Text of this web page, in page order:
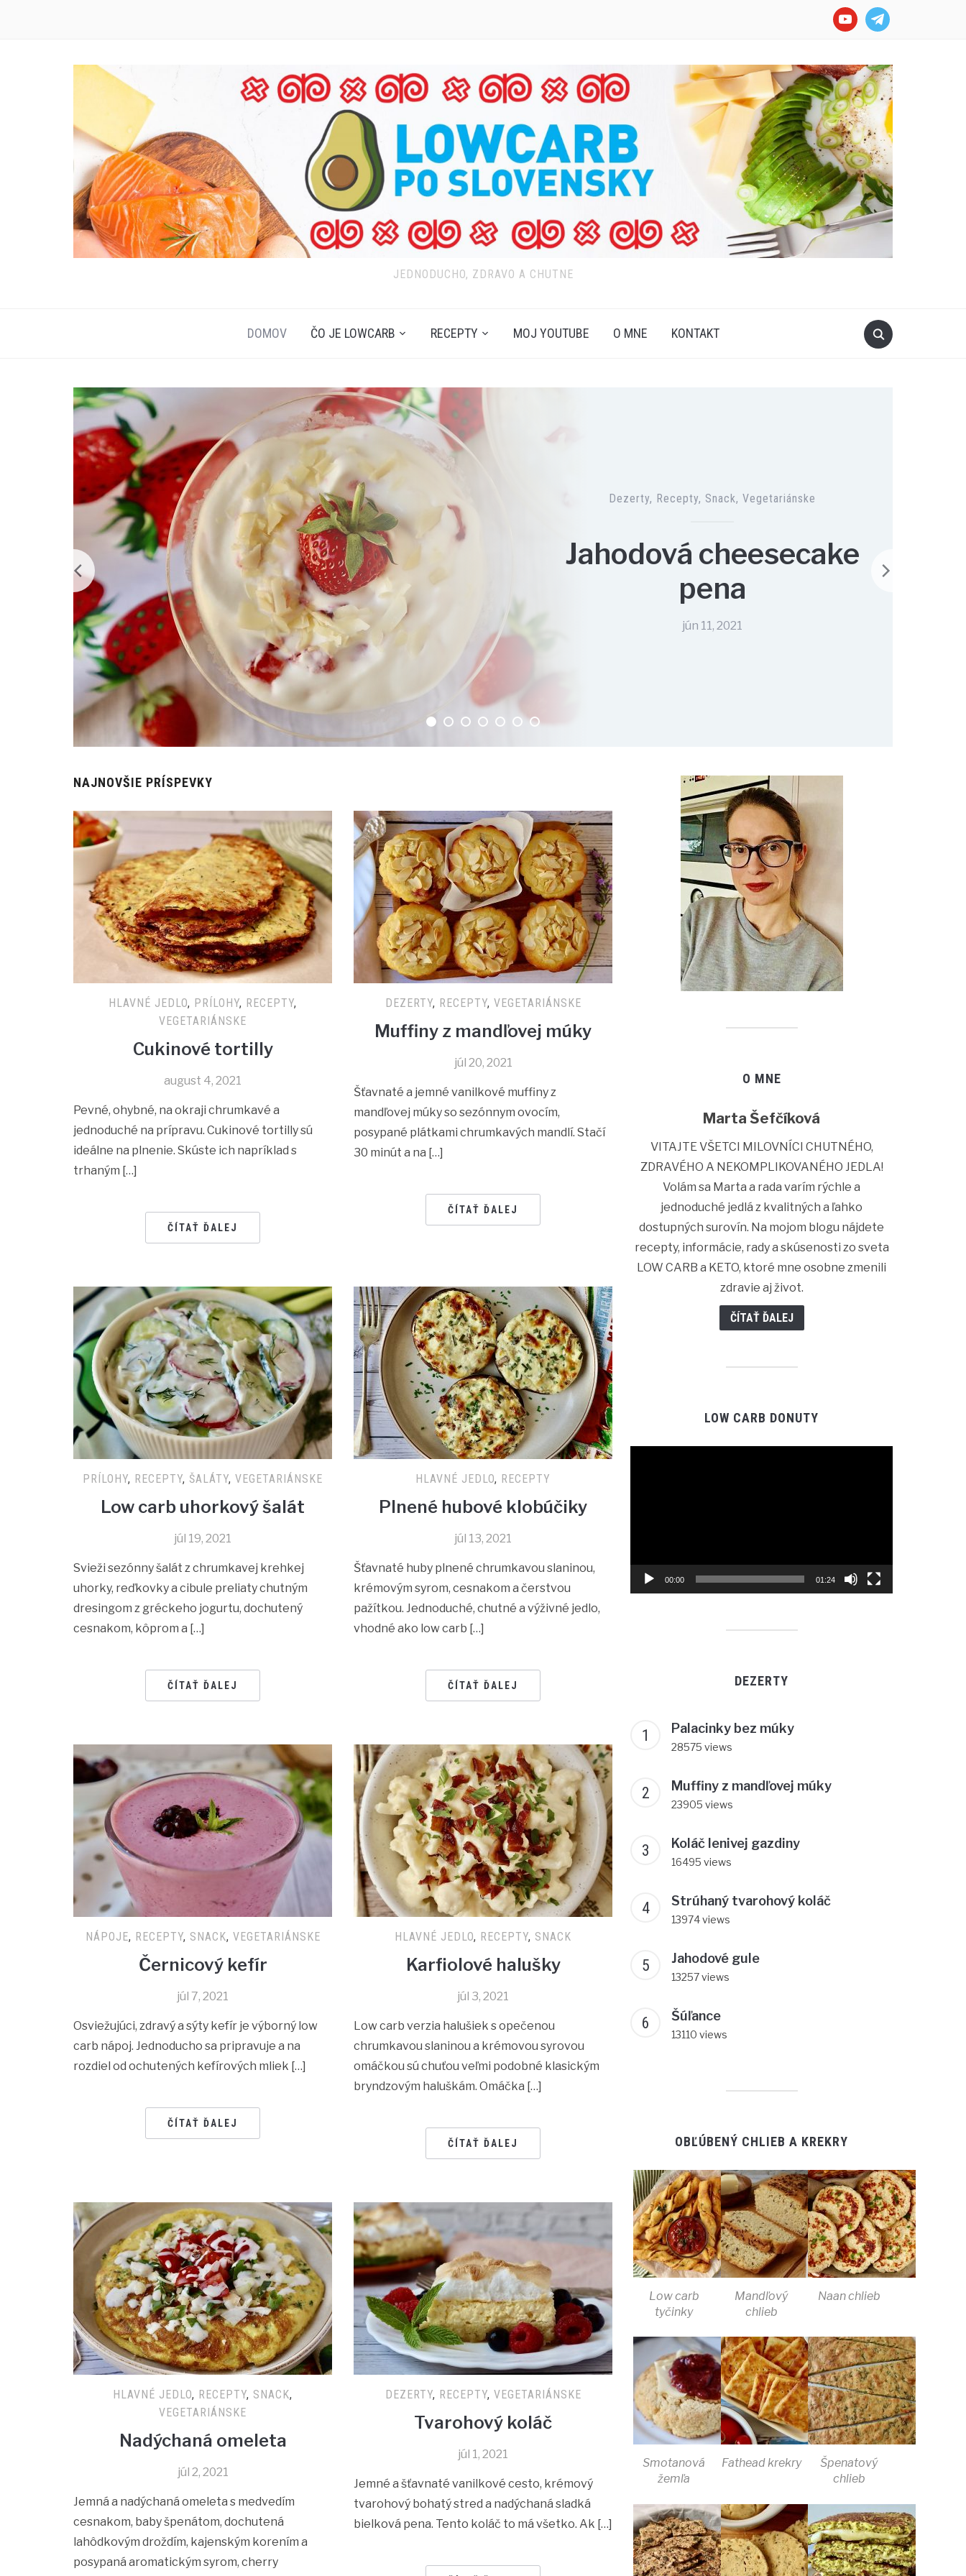
youtubetelegram
JEDNODUCHO, ZDRAVO A CHUTNE
DOMOV ČO JE LOWCARB RECEPTY MOJ YOUTUBE O MNE KONTAKT
Dezerty, Recepty, Snack,Vegetariánske
Jahodová cheesecake
pena
jún 11, 2021
NAJNOVŠIE PRÍSPEVKY
HLAVNÉ JEDLO, PRÍLOHY, RECEPTY,
VEGETARIÁNSKE
Cukinové tortilly
august 4, 2021
Pevné, ohybné, na okraji chrumkavé a
jednoduché na prípravu. Cukinové tortilly sú
ideálne na plnenie. Skúste ich napríklad s
trhaným […]
ČÍTAŤ ĎALEJ
DEZERTY, RECEPTY, VEGETARIÁNSKE
Muffiny z mandľovej múky
júl 20, 2021
Šťavnaté a jemné vanilkové muffiny z
mandľovej múky so sezónnym ovocím,
posypané plátkami chrumkavých mandlí. Stačí
30 minút a na […]
ČÍTAŤ ĎALEJ
PRÍLOHY, RECEPTY, ŠALÁTY, VEGETARIÁNSKE
Low carb uhorkový šalát
júl 19, 2021
Svieži sezónny šalát z chrumkavej krehkej
uhorky, reďkovky a cibule preliaty chutným
dresingom z gréckeho jogurtu, dochutený
cesnakom, kôprom a […]
ČÍTAŤ ĎALEJ
HLAVNÉ JEDLO, RECEPTY
Plnené hubové klobúčiky
júl 13, 2021
Šťavnaté huby plnené chrumkavou slaninou,
krémovým syrom, cesnakom a čerstvou
pažítkou. Jednoduché, chutné a výživné jedlo,
vhodné ako low carb […]
ČÍTAŤ ĎALEJ
NÁPOJE, RECEPTY, SNACK, VEGETARIÁNSKE
Černicový kefír
júl 7, 2021
Osviežujúci, zdravý a sýty kefír je výborný low
carb nápoj. Jednoducho sa pripravuje a na
rozdiel od ochutených kefírových mliek […]
ČÍTAŤ ĎALEJ
HLAVNÉ JEDLO, RECEPTY, SNACK
Karfiolové halušky
júl 3, 2021
Low carb verzia halušiek s opečenou
chrumkavou slaninou a krémovou syrovou
omáčkou sú chuťou veľmi podobné klasickým
bryndzovým haluškám. Omáčka […]
ČÍTAŤ ĎALEJ
HLAVNÉ JEDLO, RECEPTY, SNACK,
VEGETARIÁNSKE
Nadýchaná omeleta
júl 2, 2021
Jemná a nadýchaná omeleta s medvedím
cesnakom, baby špenátom, dochutená
lahôdkovým droždím, kajenským korením a
posypaná aromatickým syrom, cherry
DEZERTY, RECEPTY, VEGETARIÁNSKE
Tvarohový koláč
júl 1, 2021
Jemné a šťavnaté vanilkové cesto, krémový
tvarohový bohatý stred a nadýchaná sladká
bielková pena. Tento koláč to má všetko. Ak […]
O MNE
Marta Šefčíková
VITAJTE VŠETCI MILOVNÍCI CHUTNÉHO,
ZDRAVÉHO A NEKOMPLIKOVANÉHO JEDLA!
Volám sa Marta a rada varím rýchle a
jednoduché jedlá z kvalitných a ľahko
dostupných surovín. Na mojom blogu nájdete
recepty, informácie, rady a skúsenosti zo sveta
LOW CARB a KETO, ktoré mne osobne zmenili
zdravie aj život.
ČÍTAŤ ĎALEJ
LOW CARB DONUTY
00:00 01:24
DEZERTY
Palacinky bez múky
28575 views
Muffiny z mandľovej múky
23905 views
Koláč lenivej gazdiny
16495 views
Strúhaný tvarohový koláč
13974 views
Jahodové gule
13257 views
Šúľance
13110 views
OBĽÚBENÝ CHLIEB A KREKRY
Low carb
tyčinky
Mandľový
chlieb
Naan chlieb
Smotanová
žemľa
Fathead krekry
Špenatový
chlieb